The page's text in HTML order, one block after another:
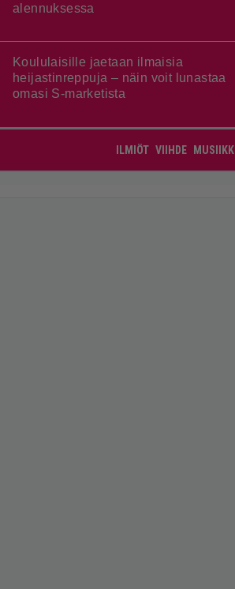
alennuksessa
Koululaisille jaetaan ilmaisia
heijastinreppuja – näin voit lunastaa
omasi S-marketista
ILMIÖT VIIHDE MUSIIKKI